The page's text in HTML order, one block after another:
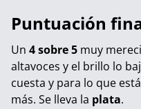
Puntuación
Un 4 sobre 5 muy
altavoces y el brillo lo
cuesta y para lo que
más. Se lleva la plata.